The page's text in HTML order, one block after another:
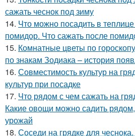
сажать чеснок под зиму
14. Что можно посадить в
помидор. Что сажать после
15. Комнатные цветы по
по знакам Зодиака – история
16. Совместимость культур на
культур при посадке
17. Что рядом с чем сажать на
Какие овощи можно садить
урожай
18. Соседи на грядке для